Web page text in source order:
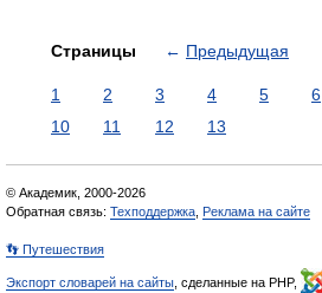
Страницы ← Предыдущая
1 2 3 4 5 6
10
11 12 13
© Академик, 2000-2026
Обратная связь: Техподдержка Реклама на сайте
👣 Путешествия
Экспорт словарей на сайты , сделанные на PHP,